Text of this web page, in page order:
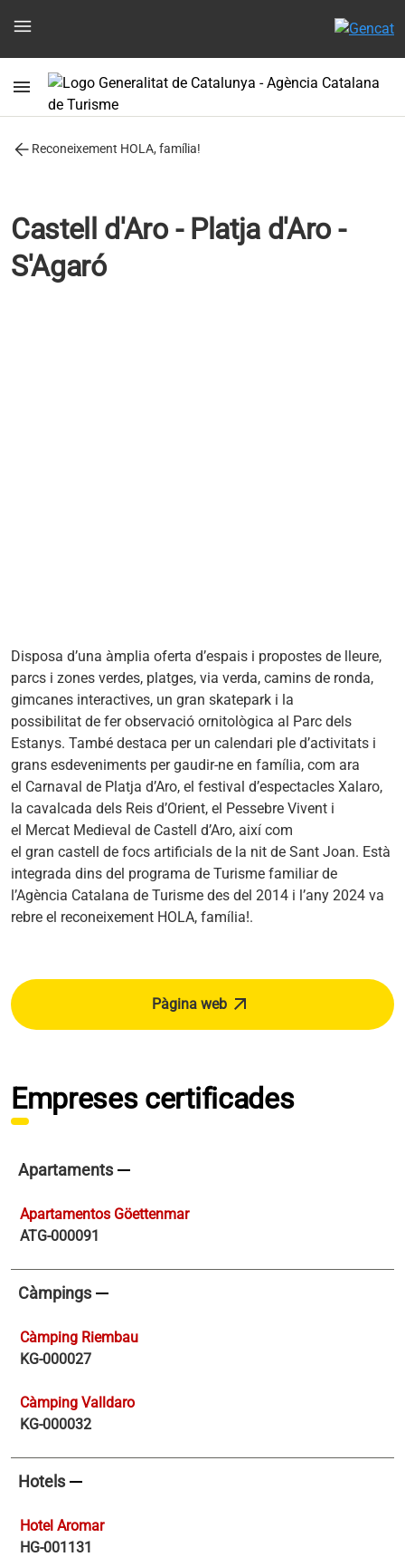
menu
menu
arrow_back Reconeixement HOLA, família!
Castell d'Aro - Platja d'Aro -
S'Agaró
Disposa d’una àmplia oferta d’espais i propostes de lleure,
parcs i zones verdes, platges, via verda, camins de ronda,
gimcanes interactives, un gran skatepark i la
possibilitat de fer observació ornitològica al Parc dels
Estanys. També destaca per un calendari ple d’activitats i
grans esdeveniments per gaudir-ne en família, com ara
el Carnaval de Platja d’Aro, el festival d’espectacles Xalaro,
la cavalcada dels Reis d’Orient, el Pessebre Vivent i
el Mercat Medieval de Castell d’Aro, així com
el gran castell de focs artificials de la nit de Sant Joan. Està
integrada dins del programa de Turisme familiar de
l’Agència Catalana de Turisme des del 2014 i l’any 2024 va
rebre el reconeixement HOLA, família!.
Pàgina web arrow_outward
s'obre en una pestanya nova
Empreses certificades
Apartamentsremove
Apartamentos Göettenmar
ATG-000091
Càmpingsremove
Càmping Riembau
KG-000027
Càmping Valldaro
KG-000032
Hotelsremove
Hotel Aromar
HG-001131